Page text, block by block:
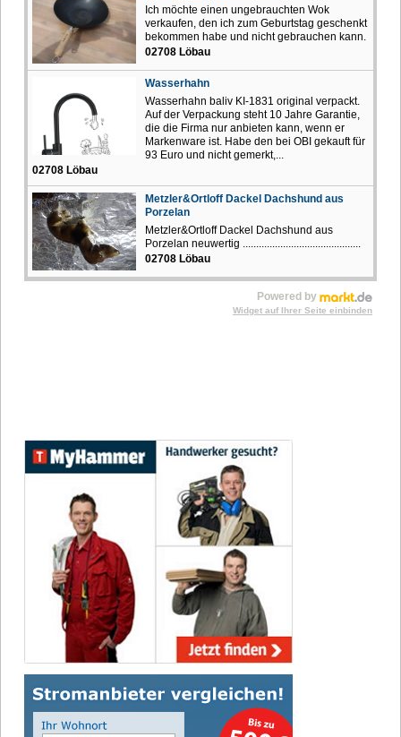
Ich möchte einen ungebrauchten Wok
verkaufen, den ich zum Geburtstag geschenkt
bekommen habe und nicht gebrauchen kann.
02708 Löbau
Wasserhahn
Wasserhahn baliv KI-1831 original verpackt.
Auf der Verpackung steht 10 Jahre Garantie,
die die Firma nur anbieten kann, wenn er
Markenware ist. Habe den bei OBI gekauft für
93 Euro und nicht gemerkt,...
02708 Löbau
Metzler&Ortloff Dackel Dachshund aus
Porzelan
Metzler&Ortloff Dackel Dachshund aus
Porzelan neuwertig ............................................
02708 Löbau
Powered by
Widget auf Ihrer Seite einbinden